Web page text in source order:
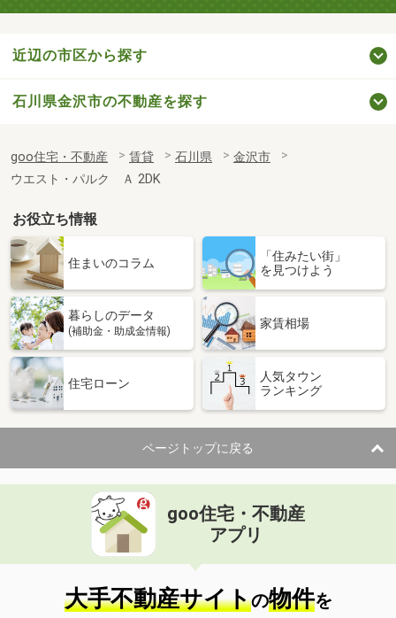
近辺の市区から探す
石川県金沢市の不動産を探す
goo住宅・不動産 賃貸 石川県
金沢市
ウエスト・パルク Ａ 2DK
お役立ち情報
住まいのコラム
「住みたい街」
を見つけよう
暮らしのデータ
(補助金・助成金情報)
家賃相場
住宅ローン
人気タウン
ランキング
ページトップに戻る
goo住宅・不動産
アプリ
大手不動産サイトの物件を